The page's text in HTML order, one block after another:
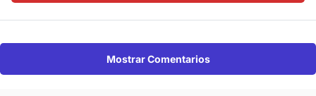
Mostrar Comentarios